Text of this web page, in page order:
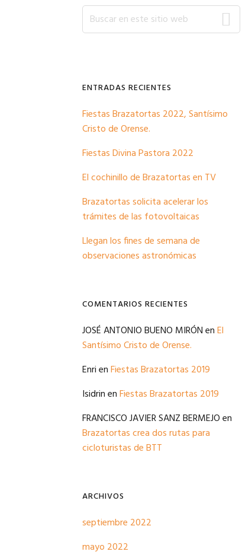
Barra
primaria
Buscar
en
ENTRADAS RECIENTES
Fiestas Brazatortas 2022, Santísimo
Cristo de Orense.
Fiestas Divina Pastora 2022
El cochinillo de Brazatortas en TV
Brazatortas solicita acelerar los
trámites de las fotovoltaicas
Llegan los fines de semana de
observaciones astronómicas
COMENTARIOS RECIENTES
JOSÉ ANTONIO BUENO MIRÓNenEl
Santísimo Cristo de Orense.
EnrienFiestas Brazatortas 2019
IsidrinenFiestas Brazatortas 2019
FRANCISCO JAVIER SANZ BERMEJOen
Brazatortas crea dos rutas para
cicloturistas de BTT
ARCHIVOS
septiembre 2022
mayo 2022